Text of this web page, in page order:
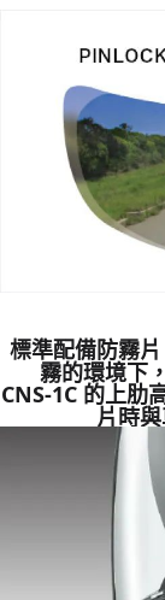
標準配備防霧
霧的環境下
CNS-1C 的上肋
片時